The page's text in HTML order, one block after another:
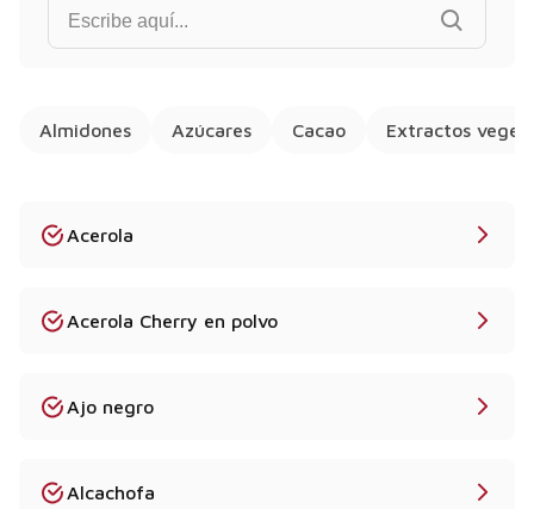
Almidones Azúcares Cacao Extractos
Acerola
Acerola Cherry en polvo
Ajo negro
Alcachofa